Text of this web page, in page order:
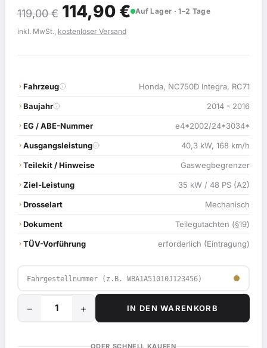
119,00€ Ursprünglicher
Preis
119,00 €
114,90 €Aktueller
114,90 €.
Auf Lager · 1–2 Tage
inkl. MwSt., kostenloser Versand
Fahrzeug Honda, NC750D Integra, RC71
Baujahr 2014 - 2016
EG / ABE-Nummer e4*2002/24*3034*
Ausgangsleistung 40,3 kW, 168 km/h
Teilekit / Hinweise Gaswegbegrenzer
Ziel-Leistung 35 kW / 48 PS (A2)
Drosselart Mechanisch
Dokument Teilegutachten (§19)
TÜV-Vorführung erforderlich (Eintragung)
− + IN DEN WARENKORB
ODER SCHNELL KAUFEN